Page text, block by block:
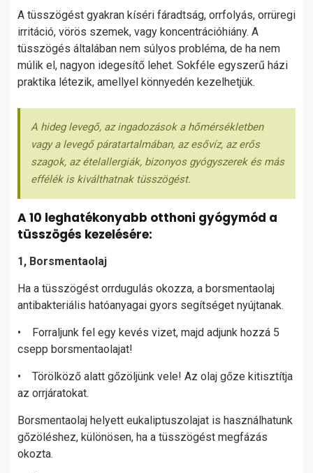
A tüsszögést gyakran kíséri fáradtság, orrfolyás, orrüregi
irritáció, vörös szemek, vagy koncentrációhiány. A
tüsszögés általában nem súlyos probléma, de ha nem
múlik el, nagyon idegesítő lehet. Sokféle egyszerű házi
praktika létezik, amellyel könnyedén kezelhetjük.
A hideg levegő, az ingadozások a hőmérsékletben
vagy a levegő páratartalmában, az esővíz, az erős
szagok, az ételallergiák, bizonyos gyógyszerek és más
effélék is kiválthatnak tüsszögést.
A 10 leghatékonyabb otthoni gyógymód a
tüsszögés kezelésére:
1, Borsmentaolaj
Ha a tüsszögést orrdugulás okozza, a borsmentaolaj
antibakteriális hatóanyagai gyors segítséget nyújtanak.
• Forraljunk fel egy kevés vizet, majd adjunk hozzá 5
csepp borsmentaolajat!
• Törölköző alatt gőzöljünk vele! Az olaj gőze kitisztítja
az orrjáratokat.
Borsmentaolaj helyett eukaliptuszolajat is használhatunk
gőzöléshez, különösen, ha a tüsszögést megfázás
okozta.